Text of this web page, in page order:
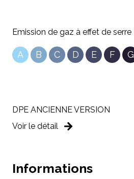
Emission de gaz à effet de serre
A B C D E F G
DPE ANCIENNE VERSION
Voir le détail
Informations